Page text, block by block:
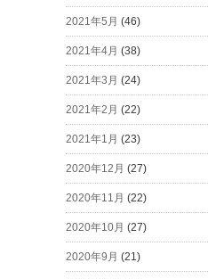
2021年5月 (46)
2021年4月 (38)
2021年3月 (24)
2021年2月 (22)
2021年1月 (23)
2020年12月 (27)
2020年11月 (22)
2020年10月 (27)
2020年9月 (21)